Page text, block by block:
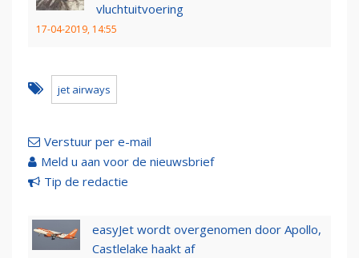
vluchtuitvoering
17-04-2019, 14:55
jet airways
Verstuur per e-mail
Meld u aan voor de nieuwsbrief
Tip de redactie
easyJet wordt overgenomen door Apollo,
Castlelake haakt af